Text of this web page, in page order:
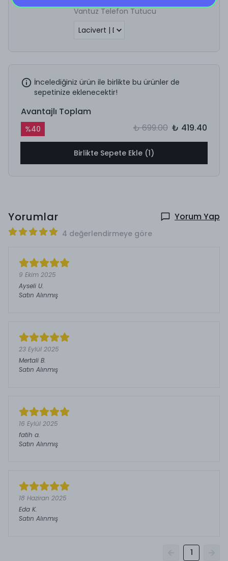
Vantuz Telefon Tutucu
İncelediğiniz ürün ile birlikte bu ürünler de
sepetinize eklenecektir!
Avantajlı Toplam
%40 ₺ 699.00 ₺ 419.40
Birlikte Sepete Ekle (1)
Yorumlar Yorum Yap
4 değerlendirmeye göre
9 Ekim 2025
Ayseli U.
Satın Alınmış
23 Eylül 2025
Mertali B.
Satın Alınmış
16 Eylül 2025
fatih a.
Satın Alınmış
18 Haziran 2025
Eda K.
Satın Alınmış
1